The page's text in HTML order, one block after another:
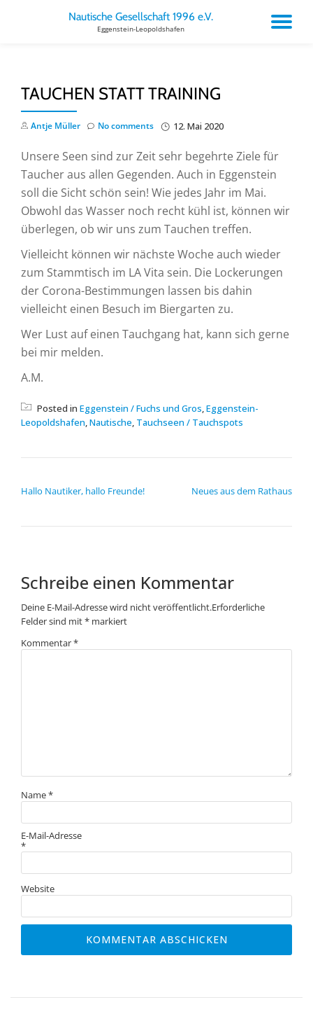
Nautische Gesellschaft 1996 e.V.
Eggenstein-Leopoldshafen
TAUCHEN STATT TRAINING
Antje Müller 12. Mai 2020
No comments
Unsere Seen sind zur Zeit sehr begehrte Ziele für
Taucher aus allen Gegenden. Auch in Eggenstein
soll die Sicht schön sein! Wie jedes Jahr im Mai.
Obwohl das Wasser noch recht kühl ist, können wir
überlegen, ob wir uns zum Tauchen treffen.
Vielleicht können wir nächste Woche auch wieder
zum Stammtisch im LA Vita sein. Die Lockerungen
der Corona-Bestimmungen lassen bis dahin
vielleicht einen Besuch im Biergarten zu.
Wer Lust auf einen Tauchgang hat, kann sich gerne
bei mir melden.
A.M.
Posted in Eggenstein / Fuchs und Gros,Eggenstein-
Leopoldshafen,Nautische, Tauchseen / Tauchspots
Hallo Nautiker, hallo Freunde! Neues aus dem Rathaus
Schreibe einen Kommentar
Deine E-Mail-Adresse wird nicht veröffentlicht.Erforderliche
Felder sind mit* markiert
Kommentar*
Name*
E-Mail-Adresse
*
Website